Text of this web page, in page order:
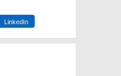
LinkedIn